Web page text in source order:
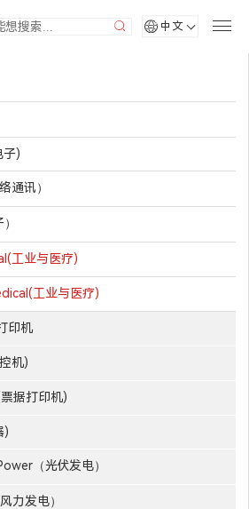
中文
)
通讯）
工业与医疗)
工业与医疗)
印机
机)
据打印机)
)
（光伏发电）
力发电）